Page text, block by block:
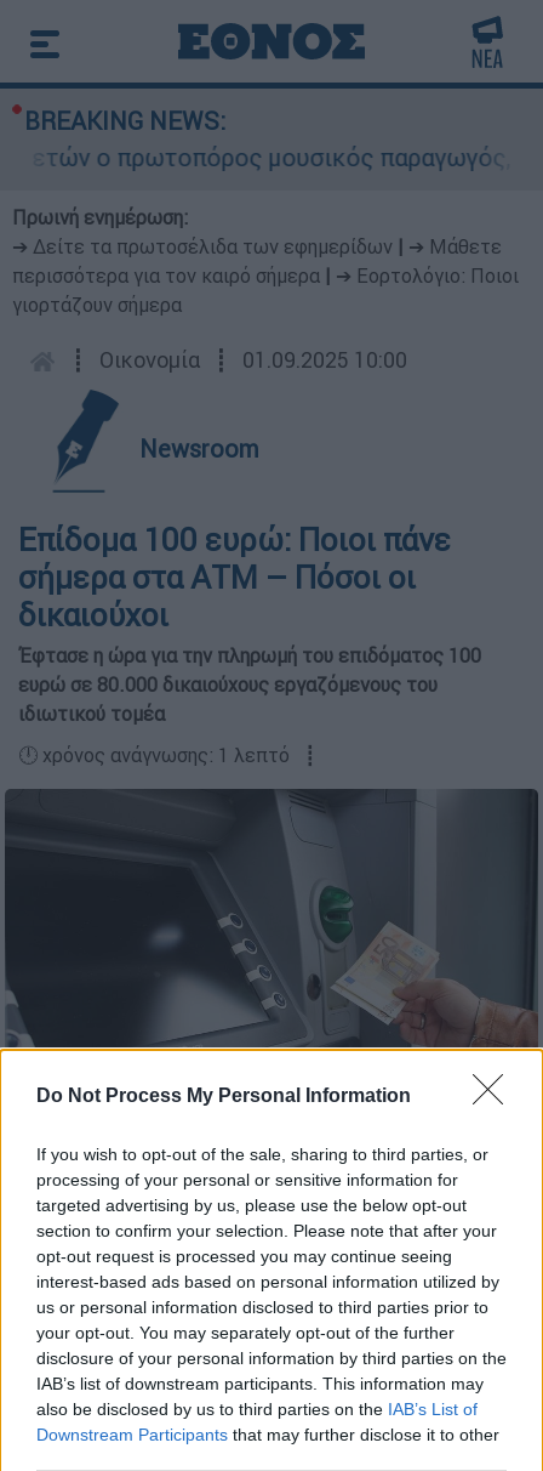
Do Not Process My Personal Information
If you wish to opt-out of the sale, sharing to third parties, or
processing of your personal or sensitive information for
targeted advertising by us, please use the below opt-out
section to confirm your selection. Please note that after your
opt-out request is processed you may continue seeing
interest-based ads based on personal information utilized by
us or personal information disclosed to third parties prior to
your opt-out. You may separately opt-out of the further
disclosure of your personal information by third parties on the
IAB’s list of downstream participants. This information may
also be disclosed by us to third parties on the IAB’s List of
Downstream Participants that may further disclose it to other
BREAKING NEWS:
ο πρωτοπόρος μουσικός παραγωγός,
Πρωινή ενημέρωση:
➔ Δείτε τα πρωτοσέλιδα των εφημερίδων
➔ Μάθετε
περισσότερα για τον καιρό σήμερα
➔ Εορτολόγιο: Ποιοι
γιορτάζουν σήμερα
┋ Οικονομία ┋ 01.09.2025 10:00
Newsroom
Επίδομα 100 ευρώ: Ποιοι πάνε
σήμερα στα ΑΤΜ – Πόσοι οι
δικαιούχοι
Έφτασε η ώρα για την πληρωμή του επιδόματος 100
ευρώ σε 80.000 δικαιούχους εργαζόμενους του
ιδιωτικού τομέα
🕛 χρόνος ανάγνωσης: 1 λεπτό ┋
Προσθέστε το ΕΘΝΟΣ στη Google
Ηώρα για την πληρωμή τουεπιδόματος
ευρώέφτασε. Οι80.000δικαιούχοι
εργαζόμενοιτου ιδιωτικού τομέα που
ολοκλήρωσαν το σεμινάριο σε θέματα
διαφορετικότητας και διακρίσεων στην
εργασία και πέρασαν το τεστ αξιολόγησης θα
λάβουν το επίδομα.